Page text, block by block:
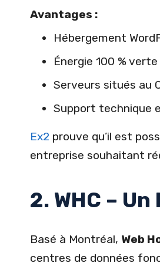
Avantages :
Hébergement
Énergie 100 %
Serveurs situés au
Support technique
Ex2 prouve qu’il est
entreprise souhaitant
2. WHC –
Basé à Montréal, Web
centres de données